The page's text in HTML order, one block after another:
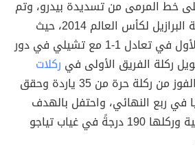
خط المرمى من تسديدة بيدرو، وتم
اختيار لويز في تشكيلة البرازيل لكأس العالم 2014، حيث
سجل هدفه الدولي الأول في تعادل 1-1 مع تشيلي في دور
ركلات
وسجل هدف الفوز من ركلة حرة من 35 ياردة وحقق
في ربع النهائي، واحتفل بالهدف
بالركض نحو راية الركنية وركلها 190 درجةً في غياب تياجو